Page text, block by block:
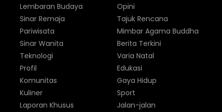
Lembaran Budaya
Sinar Remaja
Pariwisata
Sinar Wanita
Opini
Tajuk Rencana
Mimbar Agama Buddha
Berita Terkini
Teknologi
Profil
Komunitas
Kuliner
Laporan Khusus
Varia Natal
Edukasi
Gaya Hidup
Sport
Jalan-jalan